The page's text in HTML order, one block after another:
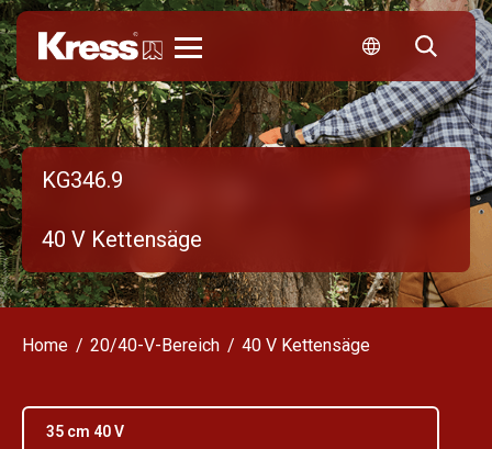
KG346.9
40 V Kettensäge
Home 20/40-V-Bereich 40 V Kettensäge
35 cm 40 V